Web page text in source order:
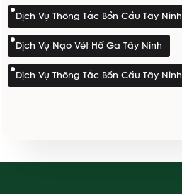
Dịch Vụ Thông Tắc Bồn Cầu Tây Ninh
Dịch Vụ Nạo Vét Hố Ga Tây Ninh
Dịch Vụ Thông Tắc Bồn Cầu Tây Ninh